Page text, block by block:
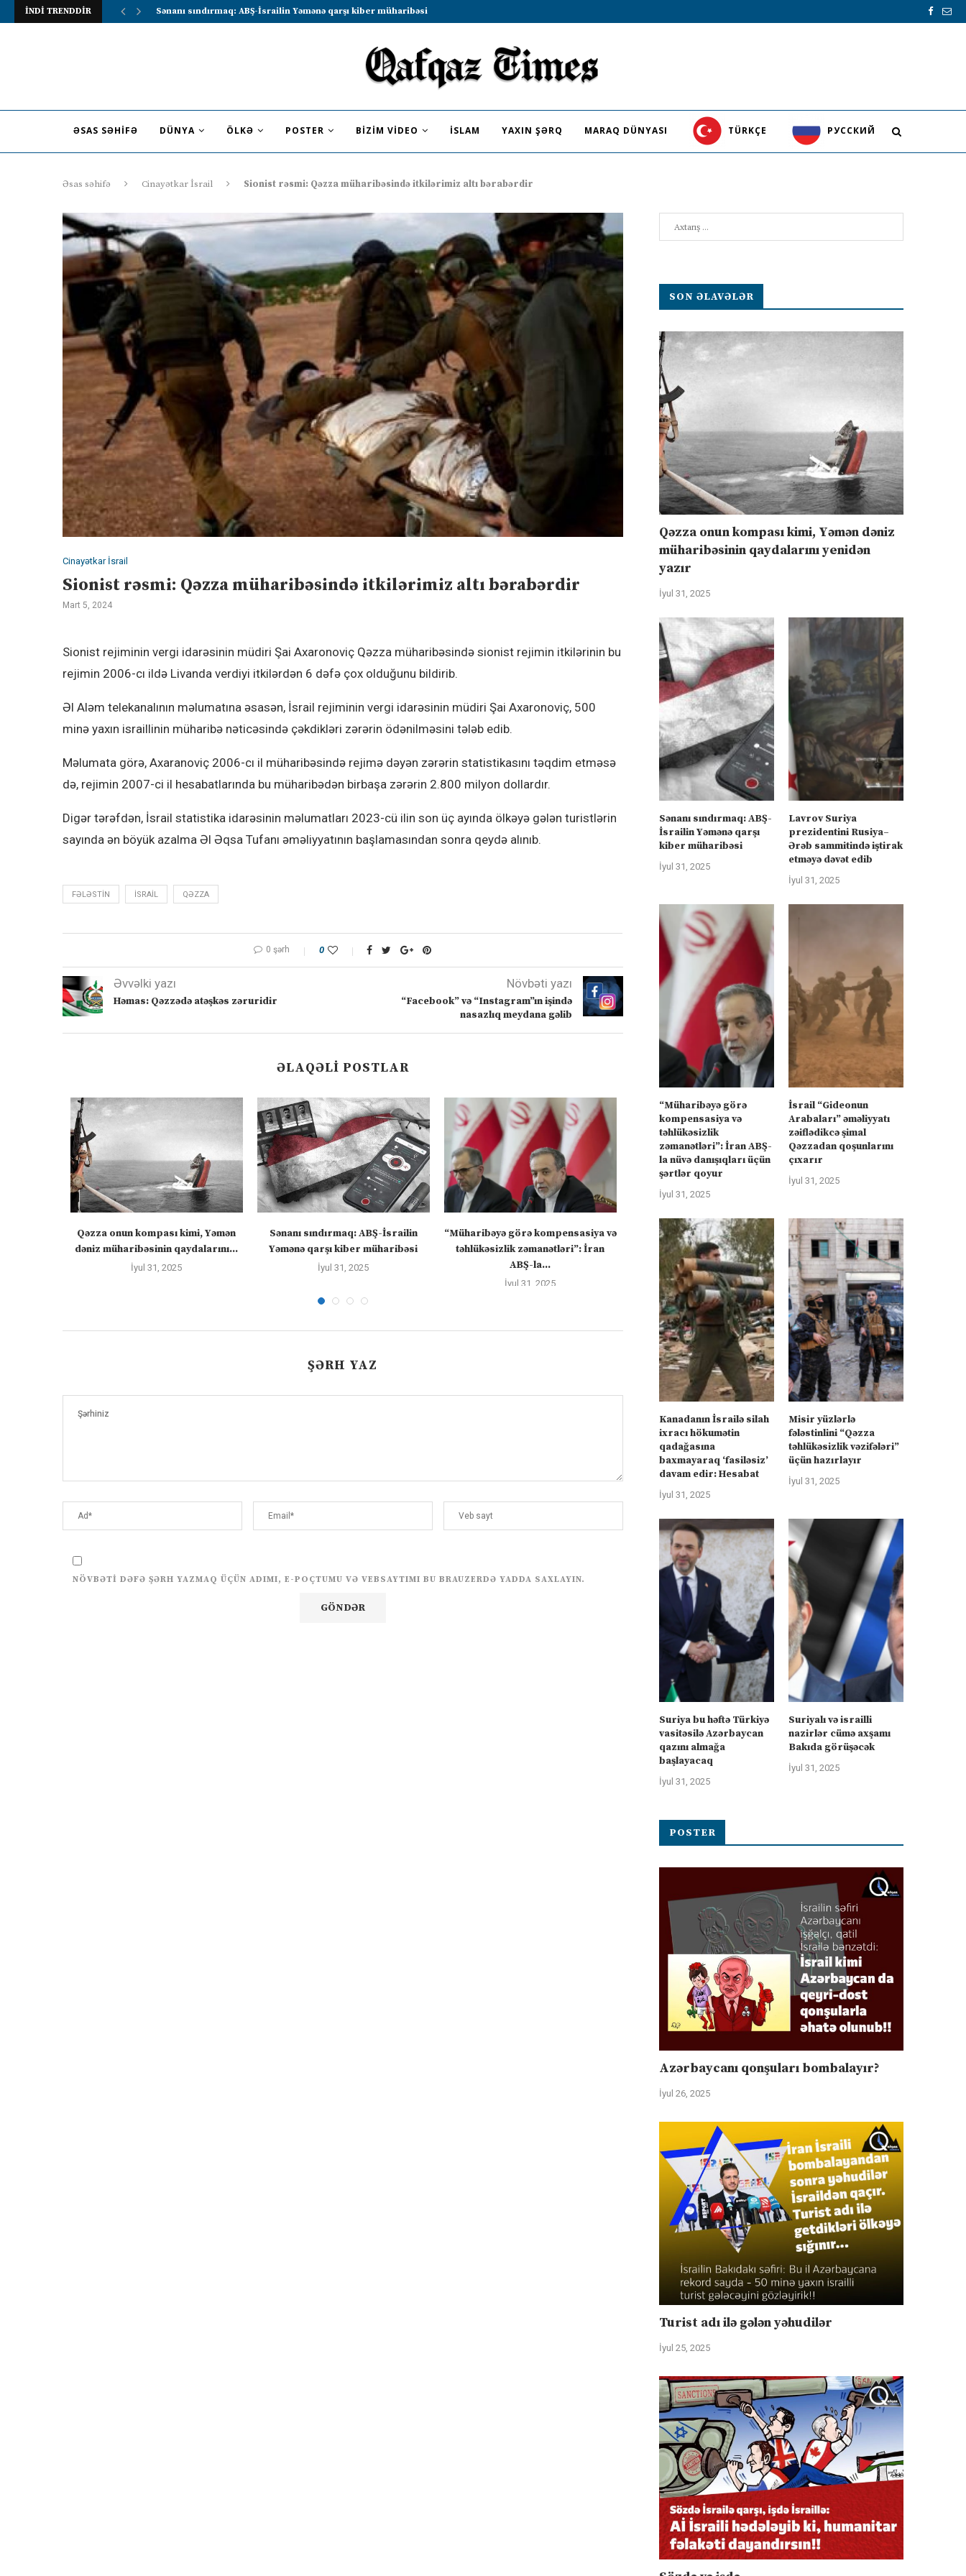
İNDİ TRENDDİR Lavrov Suriya prezidentini Rusiya–Ərəb sammitində iştirak etməyə dəvət...
ƏSAS SƏHIFƏ DÜNYA ÖLKƏ POSTER BIZIM VIDEO İSLAM YAXIN ŞƏRQ MARAQ DÜNYASI TÜRKÇE PУССКИЙ
Əsas səhifə Cinayətkar İsrail Sionist rəsmi: Qəzza müharibəsində itkilərimiz altı bərabərdir
Cinayətkar İsrail
Sionist rəsmi: Qəzza müharibəsində itkilərimiz altı bərabərdir
Mart 5, 2024
Sionist rejiminin vergi idarəsinin müdiri Şai Axaronoviç Qəzza müharibəsində sionist rejimin itkilərinin bu
rejimin 2006-cı ildə Livanda verdiyi itkilərdən 6 dəfə çox olduğunu bildirib.
Əl Aləm telekanalının məlumatına əsasən, İsrail rejiminin vergi idarəsinin müdiri Şai Axaronoviç, 500
minə yaxın israillinin müharibə nəticəsində çəkdikləri zərərin ödənilməsini tələb edib.
Məlumata görə, Axaranoviç 2006-cı il müharibəsində rejimə dəyən zərərin statistikasını təqdim etməsə
də, rejimin 2007-ci il hesabatlarında bu müharibədən birbaşa zərərin 2.800 milyon dollardır.
Digər tərəfdən, İsrail statistika idarəsinin məlumatları 2023-cü ilin son üç ayında ölkəyə gələn turistlərin
sayında ən böyük azalma Əl Əqsa Tufanı əməliyyatının başlamasından sonra qeydə alınıb.
FƏLƏSTIN ISRAIL QƏZZA
0 şərh 0
Əvvəlki yazı
Həmas: Qəzzədə atəşkəs zəruridir
Növbəti yazı
“Facebook” və “Instagram”ın işində
nasazlıq meydana gəlib
ƏLAQƏLI POSTLAR
Qəzza onun kompası kimi, Yəmən
dəniz müharibəsinin qaydalarını...
İyul 31, 2025
Sənanı sındırmaq: ABŞ-İsrailin
Yəmənə qarşı kiber müharibəsi
İyul 31, 2025
“Müharibəyə görə kompensasiya və
təhlükəsizlik zəmanətləri”: İran
ABŞ-la...
İyul 31, 2025
İsrail “Gideonun Arabaları”
əməliyyatı zəiflədikcə şimal
Qəzzadan qoşunlarını...
İyul 31, 2025
Kanadanın İsrailə silah
hökumətin qadağasına
‘fasiləsiz’...
İyul 31, 2025
ŞƏRH YAZ
NÖVBƏTI DƏFƏ ŞƏRH YAZMAQ ÜÇÜN ADIMI, E-POÇTUMU VƏ VEBSAYTIMI BU BRAUZERDƏ YADDA SAXLAYIN.
SON ƏLAVƏLƏR
Qəzza onun kompası kimi, Yəmən dəniz
müharibəsinin qaydalarını yenidən
yazır
İyul 31, 2025
Sənanı sındırmaq: ABŞ-
İsrailin Yəmənə qarşı
kiber müharibəsi
İyul 31, 2025
Lavrov Suriya
prezidentini Rusiya–
Ərəb sammitində iştirak
etməyə dəvət edib
İyul 31, 2025
“Müharibəyə görə
kompensasiya və
təhlükəsizlik
zəmanətləri”: İran ABŞ-
la nüvə danışıqları üçün
şərtlər qoyur
İyul 31, 2025
İsrail “Gideonun
Arabaları” əməliyyatı
zəiflədikcə şimal
Qəzzadan qoşunlarını
çıxarır
İyul 31, 2025
Kanadanın İsrailə silah
ixracı hökumətin
qadağasına
baxmayaraq ‘fasiləsiz’
davam edir: Hesabat
İyul 31, 2025
Misir yüzlərlə
fələstinlini “Qəzza
təhlükəsizlik vəzifələri”
üçün hazırlayır
İyul 31, 2025
Suriya bu həftə Türkiyə
vasitəsilə Azərbaycan
qazını almağa
başlayacaq
İyul 31, 2025
Suriyalı və israilli
nazirlər cümə axşamı
Bakıda görüşəcək
İyul 31, 2025
POSTER
Azərbaycanı qonşuları bombalayır?
İyul 26, 2025
Turist adı ilə gələn yəhudilər
İyul 25, 2025